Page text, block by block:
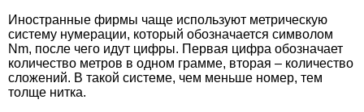
Иностранные фирмы чаще используют метрическую
систему нумерации, который обозначается символом
Nm, после чего идут цифры. Первая цифра обозначает
количество метров в одном грамме, вторая – количество
сложений. В такой системе, чем меньше номер, тем
толще нитка.